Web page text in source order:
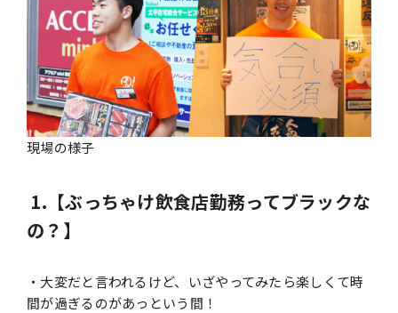
現場の様子
1.【ぶっちゃけ飲食店勤務ってブラックな
の？】
・大変だと言われるけど、いざやってみたら楽しくて時
間が過ぎるのがあっという間！